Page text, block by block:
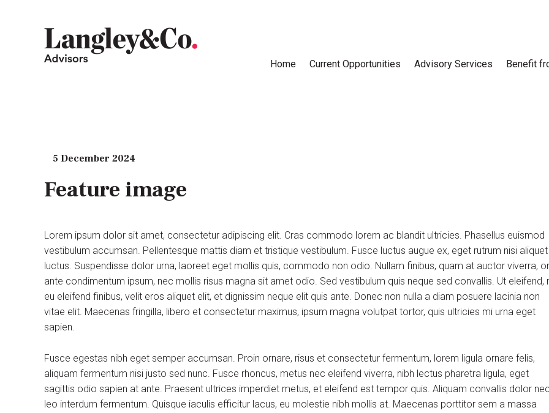
Home Current Opportunities Advisory Services Benefit
5 December 2024
Feature image
Lorem ipsum dolor sit amet, consectetur adipiscing elit. Cras commodo lorem ac blandit ultricies. Phasellus euismod
vestibulum accumsan. Pellentesque mattis diam et tristique vestibulum. Fusce luctus augue ex, eget rutrum nisi aliquet
luctus. Suspendisse dolor urna, laoreet eget mollis quis, commodo non odio. Nullam finibus, quam at auctor viverra,
ante condimentum ipsum, nec mollis risus magna sit amet odio. Sed vestibulum quis neque sed convallis. Ut eleifend,
eu eleifend finibus, velit eros aliquet elit, et dignissim neque elit quis ante. Donec non nulla a diam posuere lacinia non
vitae elit. Maecenas fringilla, libero et consectetur maximus, ipsum magna volutpat tortor, quis ultricies mi urna eget
sapien.
Fusce egestas nibh eget semper accumsan. Proin ornare, risus et consectetur fermentum, lorem ligula ornare felis,
aliquam fermentum nisi justo sed nunc. Fusce rhoncus, metus nec eleifend viverra, nibh lectus pharetra ligula, eget
sagittis odio sapien at ante. Praesent ultrices imperdiet metus, et eleifend est tempor quis. Aliquam convallis dolor
leo interdum fermentum. Quisque iaculis efficitur lacus, eu molestie nibh mollis at. Maecenas porttitor sem a massa